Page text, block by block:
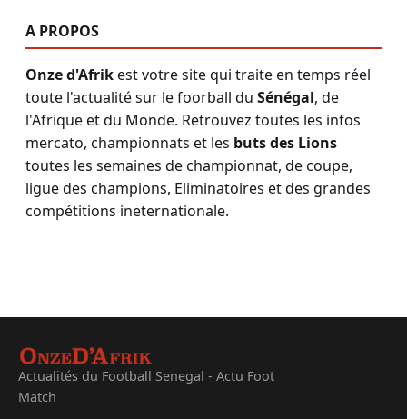
A PROPOS
Onze d'Afrikest votre site qui traite en temps réel
toute l'actualité sur le foorball du Sénégal, de
l'Afrique et du Monde. Retrouvez toutes les infos
mercato, championnats et les buts des Lions
toutes les semaines de championnat, de coupe,
ligue des champions, Eliminatoires et des grandes
compétitions ineternationale.
Actualités du Football Senegal - Actu Foot
Match